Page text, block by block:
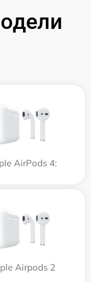
AirPods 4:
Airpods 2